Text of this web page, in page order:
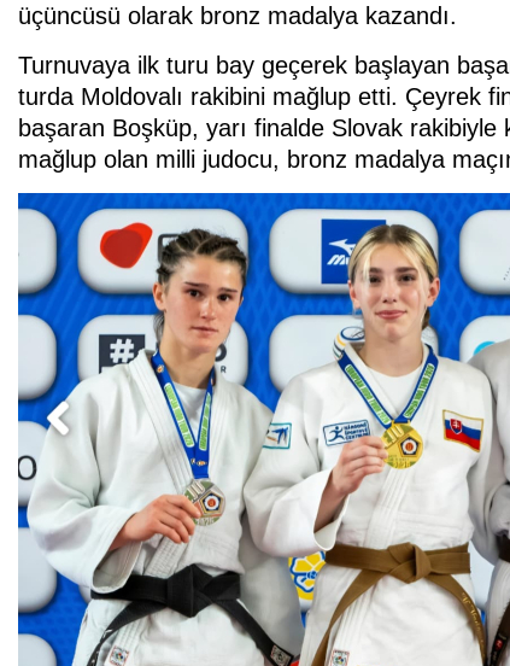
üçüncüsü olarak bronz madalya kazandı.
Turnuvaya ilk turu bay geçerek başlayan
turda Moldovalı rakibini mağlup etti. Çeyrek
başaran Boşküp, yarı finalde Slovak
mağlup olan milli judocu, bronz madalya